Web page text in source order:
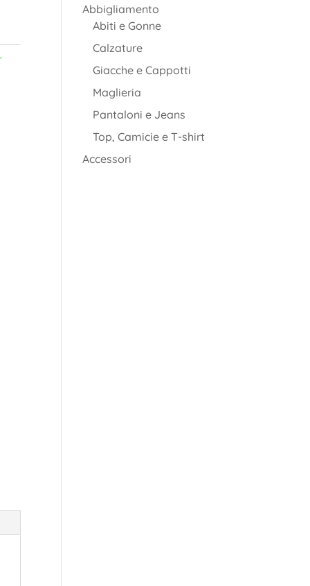
Abbigliamento
Abiti e Gonne
Calzature
Giacche e Cappotti
Maglieria
Pantaloni e Jeans
Top, Camicie e T-shirt
Accessori